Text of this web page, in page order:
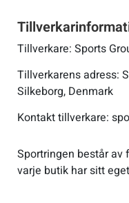
Tillverkare: Sports
Tillverkarens adress:
Silkeborg, Denmark
Kontakt tillverkare:
Sportringen består
varje butik har sitt